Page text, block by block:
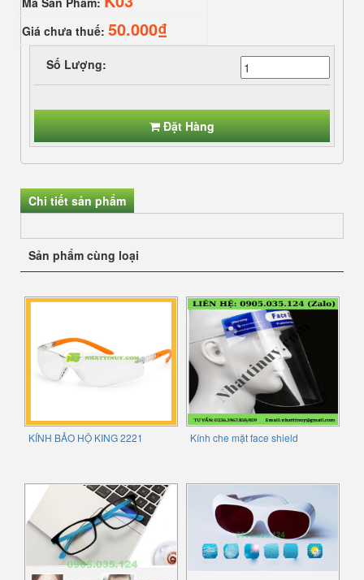
Giá chưa thuế: 50.000₫
Số Lượng:
Đặt Hàng
Chi tiết sản phẩm
Sản phẩm cùng loại
KÍNH BẢO HỘ KING 2221 Kính che mặt face shield